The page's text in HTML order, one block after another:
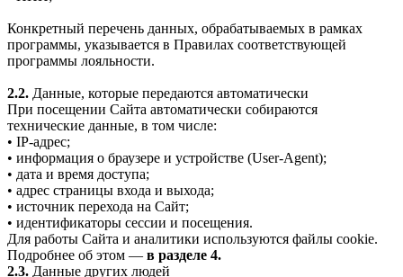
Конкретный перечень данных, обрабатываемых в рамках
программы, указывается в Правилах соответствующей
программы лояльности.
2.2. Данные, которые передаются автоматически
При посещении Сайта автоматически собираются
технические данные, в том числе:
• IP-адрес;
• информация о браузере и устройстве (User-Agent);
• дата и время доступа;
• адрес страницы входа и выхода;
• источник перехода на Сайт;
• идентификаторы сессии и посещения.
Для работы Сайта и аналитики используются файлы cookie.
Подробнее об этом — в разделе 4.
2.3. Данные других людей